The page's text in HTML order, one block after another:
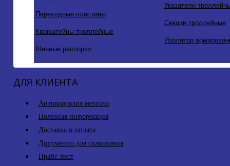
Переходные пластины
Кронштейны троллейные
Шинные распорки
Указатели
Секции троллейные
Изолятор
ДЛЯ КЛИЕНТА
Антикоррозия металла
Полезная информация
Доставка и оплата
Документы для скачивания
Прайс лист